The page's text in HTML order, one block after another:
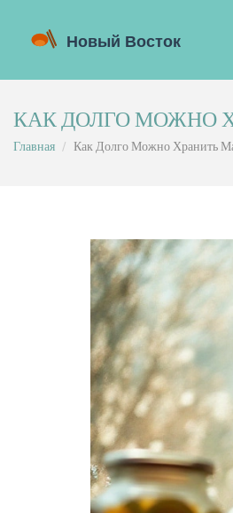
КАК ДОЛГО МОЖНО
Главная Как Долго Можно Хранить